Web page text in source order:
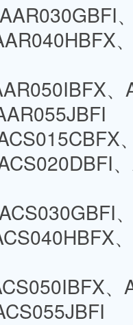
AAR030GBFI
、
、
ACS030GBFI
、
、